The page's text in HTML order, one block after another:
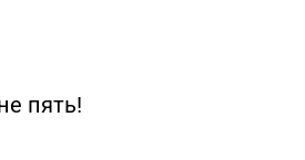
пять!